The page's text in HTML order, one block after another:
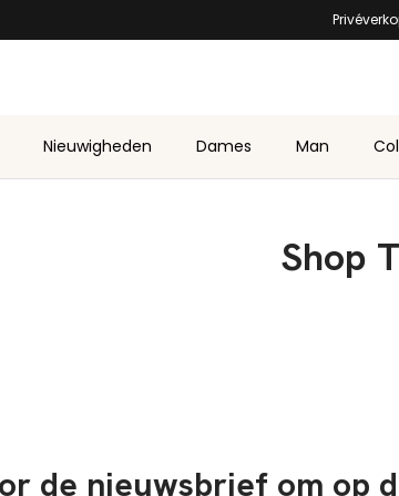
Nieuwigheden Dames Man
Shop
de nieuwsbrief om op